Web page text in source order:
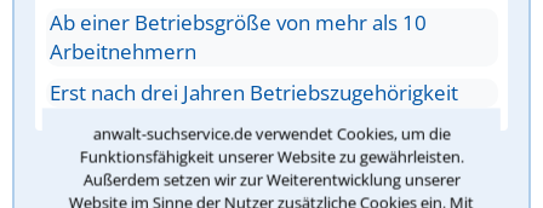
anwalt-suchservice.de verwendet Cookies, um die
Funktionsfähigkeit unserer Website zu gewährleisten.
Außerdem setzen wir zur Weiterentwicklung unserer
Website im Sinne der Nutzer zusätzliche Cookies ein. Mit
Ab einer Betriebsgröße von mehr als 10
Arbeitnehmern
Erst nach drei Jahren Betriebszugehörigkeit
Antwort überprüfen